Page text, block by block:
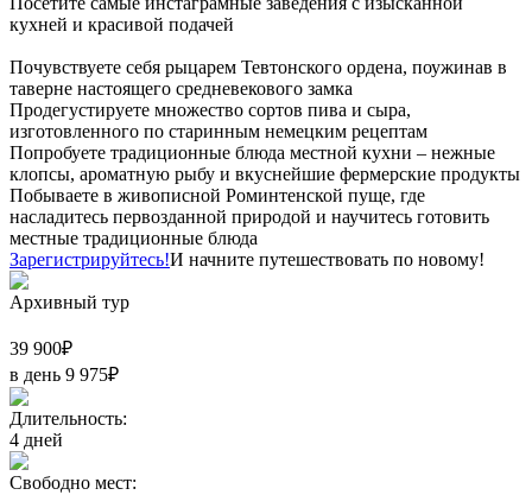
кухней и красивой подачей
Почувствуете себя рыцарем Тевтонского ордена, поужинав в
таверне настоящего средневекового замка
Продегустируете множество сортов пива и сыра,
изготовленного по старинным немецким рецептам
Попробуете традиционные блюда местной кухни – нежные
клопсы, ароматную рыбу и вкуснейшие фермерские продукты
Побываете в живописной Роминтенской пуще, где
насладитесь первозданной природой и научитесь готовить
местные традиционные блюда
Зарегистрируйтесь!И начните путешествовать по новому!
Архивный тур
39 900₽
в день 9 975₽
Длительность:
4 дней
Свободно мест: